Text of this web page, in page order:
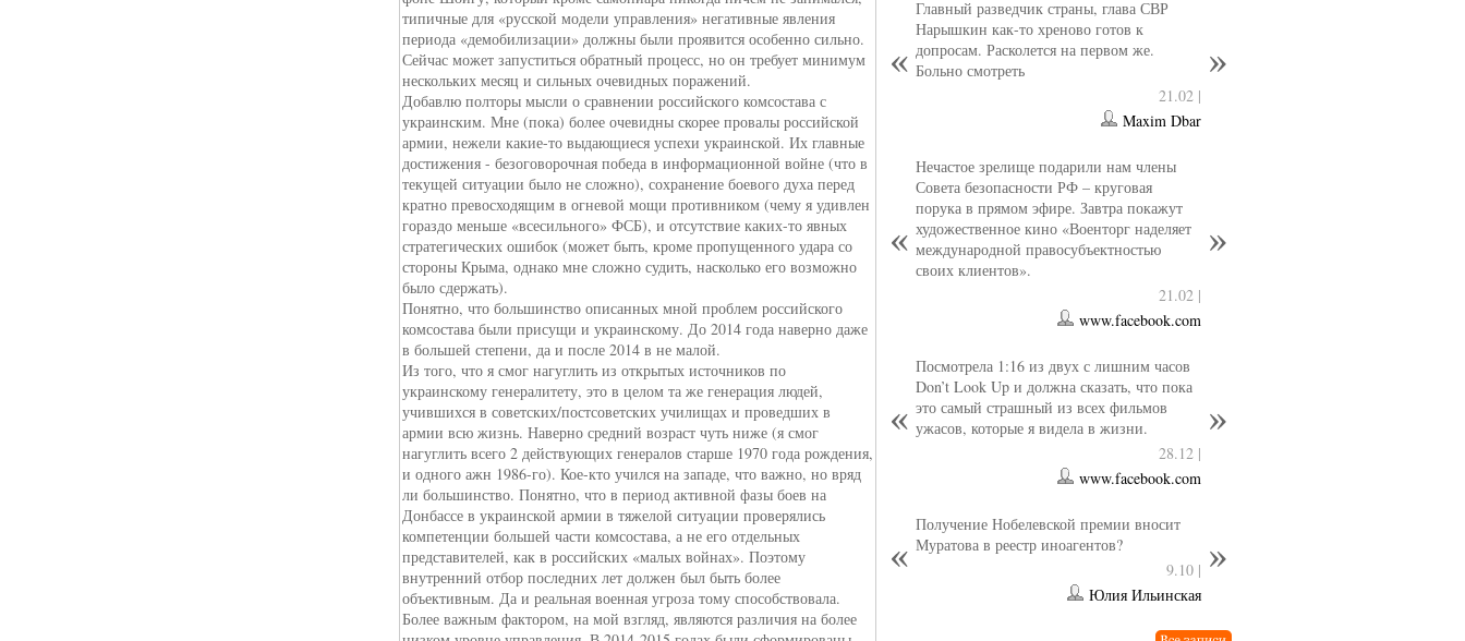
типичные для «русской модели управления» негативные явления
периода «демобилизации» должны были проявится особенно сильно.
Сейчас может запуститься обратный процесс, но он требует минимум
нескольких месяц и сильных очевидных поражений.
Добавлю полторы мысли о сравнении российского комсостава с
украинским. Мне (пока) более очевидны скорее провалы российской
армии, нежели какие-то выдающиеся успехи украинской. Их главные
достижения - безоговорочная победа в информационной войне (что в
текущей ситуации было не сложно), сохранение боевого духа перед
кратно превосходящим в огневой мощи противником (чему я удивлен
гораздо меньше «всесильного» ФСБ), и отсутствие каких-то явных
стратегических ошибок (может быть, кроме пропущенного удара со
стороны Крыма, однако мне сложно судить, насколько его возможно
было сдержать).
Понятно, что большинство описанных мной проблем российского
комсостава были присущи и украинскому. До 2014 года наверно даже
в большей степени, да и после 2014 в не малой.
Из того, что я смог нагуглить из открытых источников по
украинскому генералитету, это в целом та же генерация людей,
учившихся в советских/постсоветских училищах и проведших в
армии всю жизнь. Наверно средний возраст чуть ниже (я смог
нагуглить всего 2 действующих генералов старше 1970 года рождения,
и одного ажн 1986-го). Кое-кто учился на западе, что важно, но вряд
ли большинство. Понятно, что в период активной фазы боев на
Донбассе в украинской армии в тяжелой ситуации проверялись
компетенции большей части комсостава, а не его отдельных
представителей, как в российских «малых войнах». Поэтому
внутренний отбор последних лет должен был быть более
объективным. Да и реальная военная угроза тому способствовала.
Более важным фактором, на мой взгляд, являются различия на более
Главный разведчик страны, глава СВР
Нарышкин как-то хреново готов к
допросам. Расколется на первом же.
Больно смотреть
21.02 |
Maxim Dbar
Нечастое зрелище подарили нам члены
Совета безопасности РФ – круговая
порука в прямом эфире. Завтра покажут
художественное кино «Военторг наделяет
международной правосубъектностью
своих клиентов».
21.02 |
www.facebook.com
Посмотрела 1:16 из двух с лишним часов
Don’t Look Up и должна сказать, что пока
это самый страшный из всех фильмов
ужасов, которые я видела в жизни.
28.12 |
www.facebook.com
Получение Нобелевской премии вносит
Муратова в реестр иноагентов?
9.10 |
Юлия Ильинская